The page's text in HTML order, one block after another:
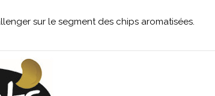
sur le segment des chips aromatisées.